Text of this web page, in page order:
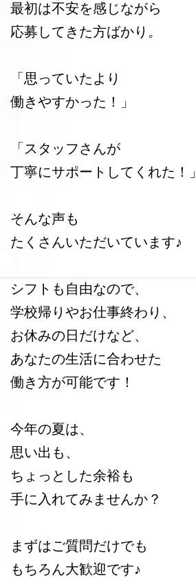
最初は不安を感じながら
応募してきた方ばかり。
「思っていたより
働きやすかった！」
「スタッフさんが
丁寧にサポートしてくれた！」
そんな声も
たくさんいただいています♪
シフトも自由なので、
学校帰りやお仕事終わり、
お休みの日だけなど、
あなたの生活に合わせた
働き方が可能です！
今年の夏は、
思い出も、
ちょっとした余裕も
手に入れてみませんか？
まずはご質問だけでも
もちろん大歓迎です♪